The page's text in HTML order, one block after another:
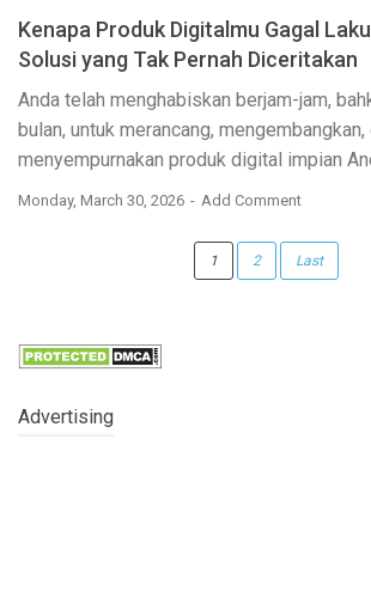
Kenapa Produk Digitalmu Gagal
Solusi yang Tak Pernah Diceritakan
Anda telah menghabiskan berjam-jam,
bulan, untuk merancang, mengembangkan,
menyempurnakan produk digital impian
Monday, March 30, 2026 Add Comment
1 2 Last
Advertising